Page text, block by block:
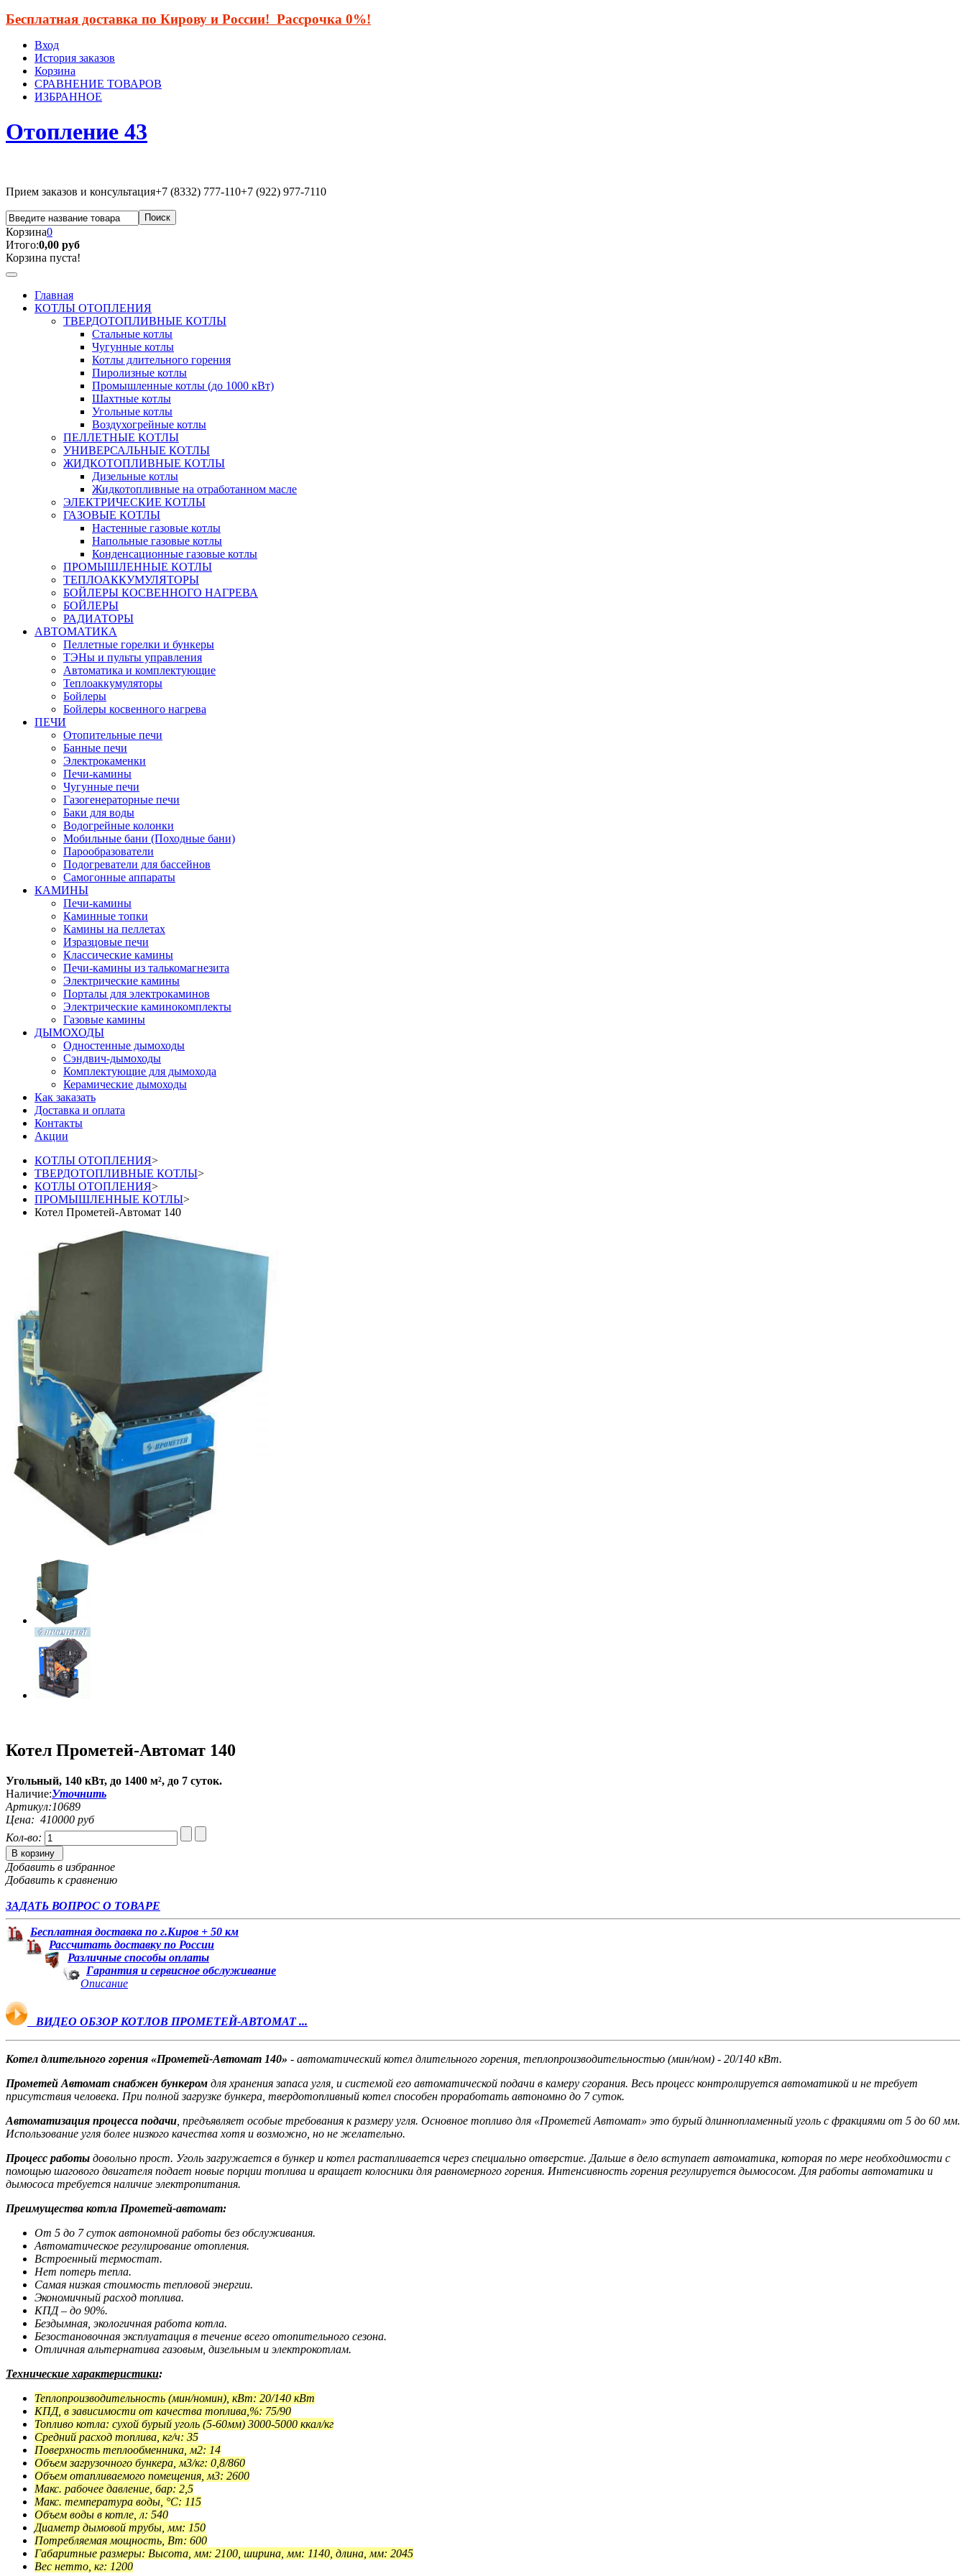
Бесплатная доставка по Кирову и России! Рассрочка 0%!
Вход
История заказов
Корзина
СРАВНЕНИЕ ТОВАРОВ
ИЗБРАННОЕ
Отопление 43
Прием заказов и консультация+7 (8332) 777-110+7 (922) 977-7110
Корзина0
Итого:0,00 руб
Корзина пуста!
Главная
КОТЛЫ ОТОПЛЕНИЯ
ТВЕРДОТОПЛИВНЫЕ КОТЛЫ
Стальные котлы
Чугунные котлы
Котлы длительного горения
Пиролизные котлы
Промышленные котлы (до 1000 кВт)
Шахтные котлы
Угольные котлы
Воздухогрейные котлы
ПЕЛЛЕТНЫЕ КОТЛЫ
УНИВЕРСАЛЬНЫЕ КОТЛЫ
ЖИДКОТОПЛИВНЫЕ КОТЛЫ
Дизельные котлы
Жидкотопливные на отработанном масле
ЭЛЕКТРИЧЕСКИЕ КОТЛЫ
ГАЗОВЫЕ КОТЛЫ
Настенные газовые котлы
Напольные газовые котлы
Конденсационные газовые котлы
ПРОМЫШЛЕННЫЕ КОТЛЫ
ТЕПЛОАККУМУЛЯТОРЫ
БОЙЛЕРЫ КОСВЕННОГО НАГРЕВА
БОЙЛЕРЫ
РАДИАТОРЫ
АВТОМАТИКА
Пеллетные горелки и бункеры
ТЭНы и пульты управления
Автоматика и комплектующие
Теплоаккумуляторы
Бойлеры
Бойлеры косвенного нагрева
ПЕЧИ
Отопительные печи
Банные печи
Электрокаменки
Печи-камины
Чугунные печи
Газогенераторные печи
Баки для воды
Водогрейные колонки
Мобильные бани (Походные бани)
Парообразователи
Подогреватели для бассейнов
Самогонные аппараты
КАМИНЫ
Печи-камины
Каминные топки
Камины на пеллетах
Изразцовые печи
Классические камины
Печи-камины из талькомагнезита
Электрические камины
Порталы для электрокаминов
Электрические каминокомплекты
Газовые камины
ДЫМОХОДЫ
Одностенные дымоходы
Сэндвич-дымоходы
Комплектующие для дымохода
Керамические дымоходы
Как заказать
Доставка и оплата
Контакты
Акции
КОТЛЫ ОТОПЛЕНИЯ>
ТВЕРДОТОПЛИВНЫЕ КОТЛЫ>
КОТЛЫ ОТОПЛЕНИЯ>
ПРОМЫШЛЕННЫЕ КОТЛЫ>
Котел Прометей-Автомат 140
Котел Прометей-Автомат 140
Угольный, 140 кВт, до 1400 м², до 7 суток.
Наличие:Уточнить
Артикул:10689
Цена: 410000 руб
Кол-во:
В корзину
Добавить в избранное
Добавить к сравнению
ЗАДАТЬ ВОПРОС О ТОВАРЕ
Бесплатная доставка по г.Киров + 50 км
Рассчитать доставку по России
Различные способы оплаты
Гарантия и сервисное обслуживание
Описание
ВИДЕО ОБЗОР КОТЛОВ ПРОМЕТЕЙ-АВТОМАТ ...
Котел длительного горения «Прометей-Автомат 140» - автоматический котел длительного горения, теплопроизводительностью (мин/ном) - 20/140 кВт.
Прометей Автомат снабжен бункером для хранения запаса угля, и системой его автоматической подачи в камеру сгорания. Весь процесс контролируется автоматикой и не требует
присутствия человека. При полной загрузке бункера, твердотопливный котел способен проработать автономно до 7 суток.
Автоматизация процесса подачи , предъявляет особые требования к размеру угля. Основное топливо для «Прометей Автомат» это бурый длиннопламенный уголь с фракциями от 5 до 60 мм.
Использование угля более низкого качества хотя и возможно, но не желательно.
Процесс работы довольно прост. Уголь загружается в бункер и котел растапливается через специально отверстие. Дальше в дело вступает автоматика, которая по мере необходимости с
помощью шагового двигателя подает новые порции топлива и вращает колосники для равномерного горения. Интенсивность горения регулируется дымососом. Для работы автоматики и
дымососа требуется наличие электропитания.
Преимущества котла Прометей-автомат:
От 5 до 7 суток автономной работы без обслуживания.
Автоматическое регулирование отопления.
Встроенный термостат.
Нет потерь тепла.
Самая низкая стоимость тепловой энергии.
Экономичный расход топлива.
КПД – до 90%.
Бездымная, экологичная работа котла.
Безостановочная эксплуатация в течение всего отопительного сезона.
Отличная альтернатива газовым, дизельным и электрокотлам.
Технические характеристики:
Теплопроизводительность (мин/номин), кВт: 20/140 кВт
КПД, в зависимости от качества топлива,%: 75/90
Топливо котла: сухой бурый уголь (5-60мм) 3000-5000 ккал/кг
Средний расход топлива, кг/ч: 35
Поверхность теплообменника, м2: 14
Объем загрузочного бункера, м3/кг: 0,8/860
Объем отапливаемого помещения, м3: 2600
Макс. рабочее давление, бар: 2,5
Макс. температура воды, °С: 115
Объем воды в котле, л: 540
Диаметр дымовой трубы, мм: 150
Потребляемая мощность, Вт: 600
Габаритные размеры: Высота, мм: 2100, ширина, мм: 1140, длина, мм: 2045
Вес нетто, кг: 1200